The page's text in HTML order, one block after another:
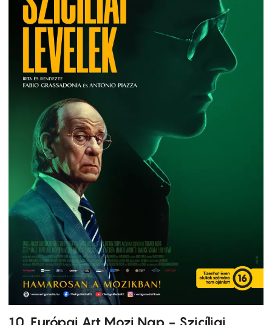
10. Európai Art Mozi Nap - Szicíliai